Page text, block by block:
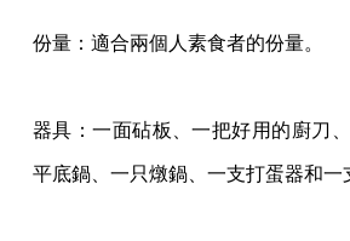
份量： 適合兩個人素食者的份量。
器具：一面砧板、一把好用的廚刀
平底鍋、一只燉鍋、一支打蛋器和一